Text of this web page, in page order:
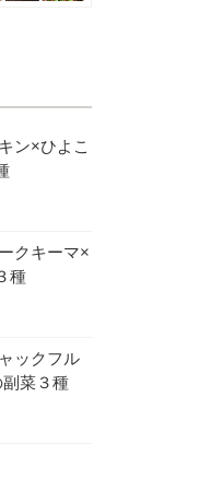
ン×ひよこ
クキーマ×
種
ックフル
菜３種